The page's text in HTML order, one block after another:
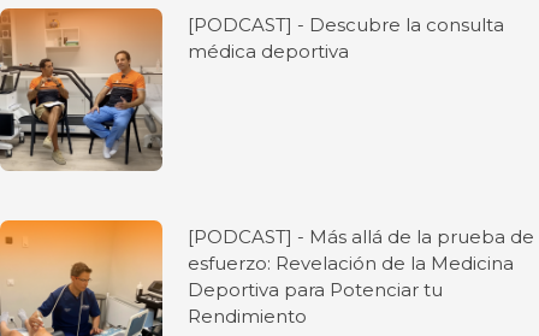
[PODCAST] - Descubre la consulta
médica deportiva
[PODCAST] - Más allá de la prueba de
esfuerzo: Revelación de la Medicina
Deportiva para Potenciar tu
Rendimiento